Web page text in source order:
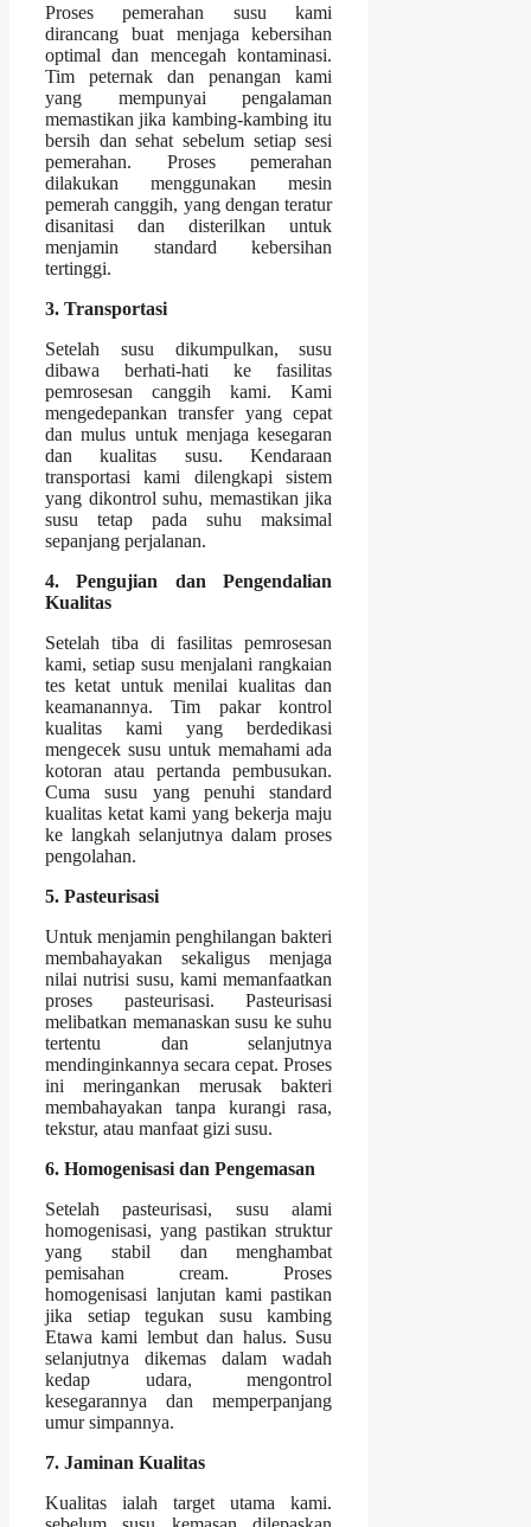
Proses pemerahan susu kami
dirancang buat menjaga kebersihan
optimal dan mencegah kontaminasi.
Tim peternak dan penangan kami
yang mempunyai pengalaman
memastikan jika kambing-kambing itu
bersih dan sehat sebelum setiap sesi
pemerahan. Proses pemerahan
dilakukan menggunakan mesin
pemerah canggih, yang dengan teratur
disanitasi dan disterilkan untuk
menjamin standard kebersihan
tertinggi.
3. Transportasi
Setelah susu dikumpulkan, susu
dibawa berhati-hati ke fasilitas
pemrosesan canggih kami. Kami
mengedepankan transfer yang cepat
dan mulus untuk menjaga kesegaran
dan kualitas susu. Kendaraan
transportasi kami dilengkapi sistem
yang dikontrol suhu, memastikan jika
susu tetap pada suhu maksimal
sepanjang perjalanan.
4. Pengujian dan Pengendalian
Kualitas
Setelah tiba di fasilitas pemrosesan
kami, setiap susu menjalani rangkaian
tes ketat untuk menilai kualitas dan
keamanannya. Tim pakar kontrol
kualitas kami yang berdedikasi
mengecek susu untuk memahami ada
kotoran atau pertanda pembusukan.
Cuma susu yang penuhi standard
kualitas ketat kami yang bekerja maju
ke langkah selanjutnya dalam proses
pengolahan.
5. Pasteurisasi
Untuk menjamin penghilangan bakteri
membahayakan sekaligus menjaga
nilai nutrisi susu, kami memanfaatkan
proses pasteurisasi. Pasteurisasi
melibatkan memanaskan susu ke suhu
tertentu dan selanjutnya
mendinginkannya secara cepat. Proses
ini meringankan merusak bakteri
membahayakan tanpa kurangi rasa,
tekstur, atau manfaat gizi susu.
6. Homogenisasi dan Pengemasan
Setelah pasteurisasi, susu alami
homogenisasi, yang pastikan struktur
yang stabil dan menghambat
pemisahan cream. Proses
homogenisasi lanjutan kami pastikan
jika setiap tegukan susu kambing
Etawa kami lembut dan halus. Susu
selanjutnya dikemas dalam wadah
kedap udara, mengontrol
kesegarannya dan memperpanjang
umur simpannya.
7. Jaminan Kualitas
Kualitas ialah target utama kami.